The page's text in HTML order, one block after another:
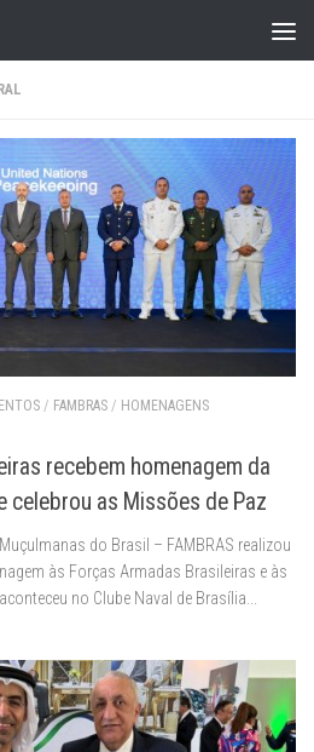
/ FAMBRAS / HOMENAGENS
recebem homenagem da
celebrou as Missões de Paz
do Brasil – FAMBRAS realizou
às Forças Armadas Brasileiras e às
no Clube Naval de Brasília...